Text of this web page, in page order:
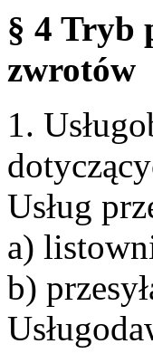
§ 4 Tryb
zwrotów
1.
Usług
a)
b)